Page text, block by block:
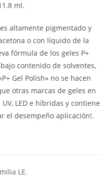
ml.
altamente pigmentado y
o con líquido de la
fórmula de los geles P+
contenido de solventes,
Gel Polish» no se hacen
otras marcas de geles en
LED e híbridas y contiene
el desempeño aplicación!.
LE.